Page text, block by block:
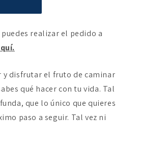
realizar el pedido a
y disfrutar el fruto de caminar
qué hacer con tu vida. Tal
que lo único que quieres
paso a seguir. Tal vez ni